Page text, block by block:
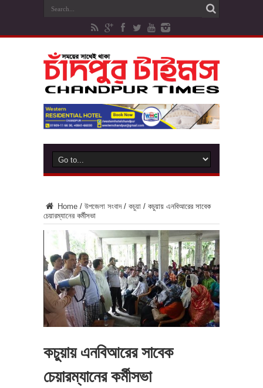
Home / উপজেলা সংবাদ / কচুয়া / কচুয়ায় এনবিআরের সাবেক
চেয়ারম্যানের কর্মীসভা
কচুয়ায় এনবিআরের সাবেক
চেয়ারম্যানের কর্মীসভা